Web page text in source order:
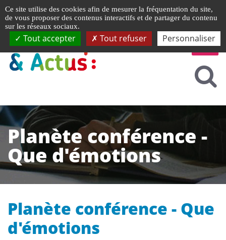
Planète conférence -
Que d'émotions
Planète conférence - Que
d'émotions
Ce site utilise des cookies afin de mesurer la fréquentation du site,
de vous proposer des contenus interactifs et de partager du contenu
sur les réseaux sociaux.
Tout accepter Tout refuser Personnaliser